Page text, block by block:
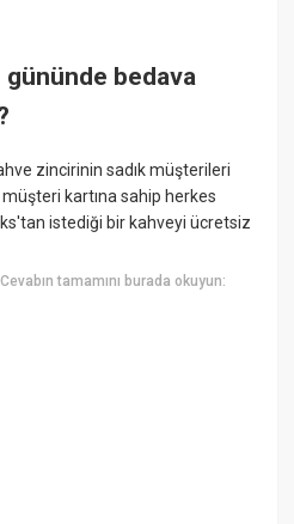
bedava
zincirinin sadık müşterileri
kartına sahip herkes
istediği bir kahveyi ücretsiz
Cevabın tamamını burada okuyun: